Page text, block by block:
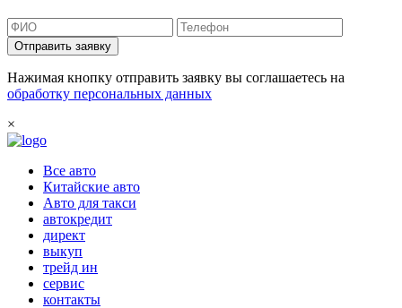
Отправить заявку
Нажимая кнопку отправить заявку вы соглашаетесь на
обработку персональных данных
×
Все авто
Китайские авто
Авто для такси
автокредит
директ
выкуп
трейд ин
сервис
контакты